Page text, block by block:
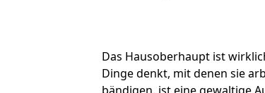
Das Hausoberhaupt ist
Dinge denkt, mit denen sie